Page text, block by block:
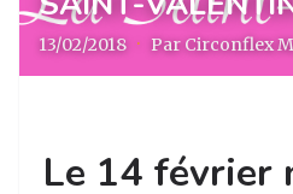
13/02/2018 · Par Circonflex
Le 14 février